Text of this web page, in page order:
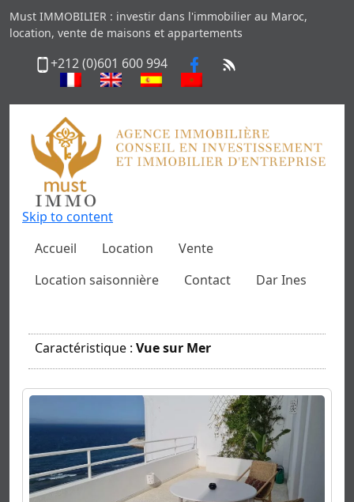
Must IMMOBILIER : investir dans l'immobilier au Maroc,
location, vente de maisons et appartements
+212 (0)601 600 994
Skip to content
Accueil
Location
Vente
Location saisonnière
Contact Dar Ines
Caractéristique : Vue sur Mer